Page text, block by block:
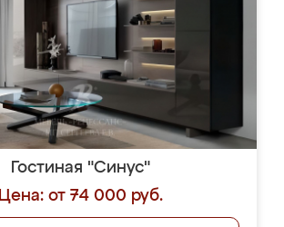
Гостиная "Синус"
Цена: от 74 000 руб.